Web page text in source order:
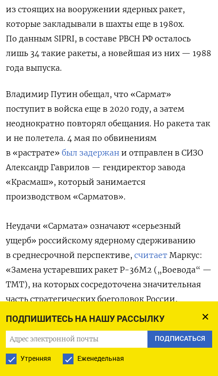
ПОДПИШИТЕСЬ НА НАШУ РАССЫЛКУ
ПОДПИСАТЬСЯ
Утренняя Еженедельная
из стоящих на вооружении ядерных ракет,
которые закладывали в шахты еще в 1980х.
По данным SIPRI, в составе РВСН РФ осталось
лишь 34 такие ракеты, а новейшая из них — 1988
года выпуска.
Владимир Путин обещал, что «Сармат»
поступит в войска еще в 2020 году, а затем
неоднократно повторял обещания. Но ракета так
и не полетела. 4 мая по обвинениям
в «растрате» был задержан и отправлен в СИЗО
Александр Гаврилов — гендиректор завода
«Красмаш», который занимается
производством «Сарматов».
Неудачи «Сармата» означают «серьезный
ущерб» российскому ядерному сдерживанию
в среднесрочной перспективе, считает Маркус:
«Замена устаревших ракет Р-36М2 („Воевода“ —
ТМТ), на которых сосредоточена значительная
часть стратегических боеголовок России,
откладывается ещё на более поздний срок,
года осуществляла Украина, остается под
вопросом».